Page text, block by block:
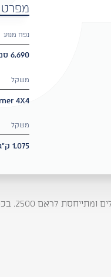
מפרט
נפח מנוע
6,690 סמ"ק
משקל
4X4
משקל
1,075 ק"ג
המערכות. התמונה להמחשה בלבד. ט.ל.ח.